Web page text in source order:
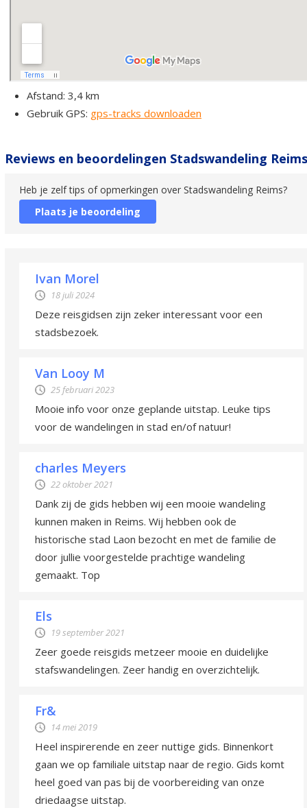
Afstand: 3,4 km
Gebruik GPS: gps-tracks downloaden
Reviews en beoordelingen Stadswandeling Reims
Heb je zelf tips of opmerkingen over Stadswandeling Reims?
Plaats je beoordeling
Ivan Morel
18 juli 2024
Deze reisgidsen zijn zeker interessant voor een
stadsbezoek.
Van Looy M
25 februari 2023
Mooie info voor onze geplande uitstap. Leuke tips
voor de wandelingen in stad en/of natuur!
charles Meyers
22 oktober 2021
Dank zij de gids hebben wij een mooie wandeling
kunnen maken in Reims. Wij hebben ook de
historische stad Laon bezocht en met de familie de
door jullie voorgestelde prachtige wandeling
gemaakt. Top
Els
19 september 2021
Zeer goede reisgids metzeer mooie en duidelijke
stafswandelingen. Zeer handig en overzichtelijk.
Fr&
14 mei 2019
Heel inspirerende en zeer nuttige gids. Binnenkort
gaan we op familiale uitstap naar de regio. Gids komt
heel goed van pas bij de voorbereiding van onze
driedaagse uitstap.